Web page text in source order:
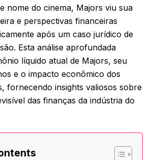
nome do cinema, Majors viu sua
e perspectivas financeiras
após um caso jurídico de
Esta análise aprofundada
líquido atual de Majors, seu
e o impacto econômico dos
fornecendo insights valiosos sobre
das finanças da indústria do